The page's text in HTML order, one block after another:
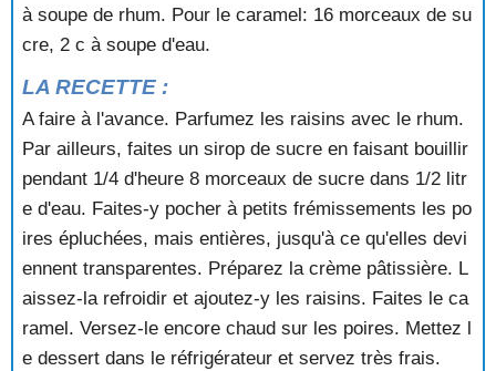
POMMES A LA GELEE DE COINGS
POMMES A LA PUREE DE MYRTILLES
POMMES A L'ARDECHOISE
POMMES AU CARAMEL
POMMES AU CIDRE ET AUX NOIX
POMMES AU FOUR AU CARAMEL
POMMES AU FOUR AUX NOIX ET AUX RAISINS
POMMES AU RIZ MERINGUEES
POMMES AUBERTIN
POMMES AUX NOIX
POMMES AUX RAISINS
POMMES CARAMELISEES
à soupe de rhum. Pour le caramel: 16 morceaux de su
cre, 2 c à soupe d'eau.
LA RECETTE :
A faire à l'avance. Parfumez les raisins avec le rhum.
Par ailleurs, faites un sirop de sucre en faisant bouillir
pendant 1/4 d'heure 8 morceaux de sucre dans 1/2 litr
e d'eau. Faites-y pocher à petits frémissements les po
ires épluchées, mais entières, jusqu'à ce qu'elles devi
ennent transparentes. Préparez la crème pâtissière. L
aissez-la refroidir et ajoutez-y les raisins. Faites le ca
ramel. Versez-le encore chaud sur les poires. Mettez l
e dessert dans le réfrigérateur et servez très frais.